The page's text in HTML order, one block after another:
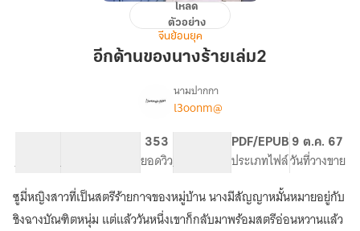
ของ
โหลด
ตัวอย่าง
จีนย้อนยุค
อีกด้านของนางร้ายเล่ม2
เรื่อง
ร้าย
เล่ม2
นามปากกา
l3oonm@
จำนวนคำ จำนวนหน้า (A5)
353
ยอดวิวระดับเนื้อหา
PDF/EPUB
ประเภทไฟล์
9 ต.ค. 67
วันที่วางขาย
ซูมี่หญิงสาวที่เป็นสตรีร้ายกาจของหมู่บ้าน นางมีสัญญาหมั้นหมายอยู่กับ
ชิงฉางบัณฑิตหนุ่ม แต่แล้ววันหนึ่งเขาก็กลับมาพร้อมสตรีอ่อนหวานแล้ว